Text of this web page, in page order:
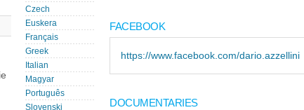
Czech
Euskera
Français
Greek
Italian
Magyar
Português
Slovenski
FACEBOOK
https://www.facebook.com/dario.azzellini
DOCUMENTARIES